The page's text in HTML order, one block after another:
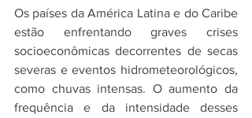
Os países da América Latina e do Caribe
estão enfrentando graves crises
socioeconômicas decorrentes de secas
severas e eventos hidrometeorológicos,
como chuvas intensas. O aumento da
frequência e da intensidade desses